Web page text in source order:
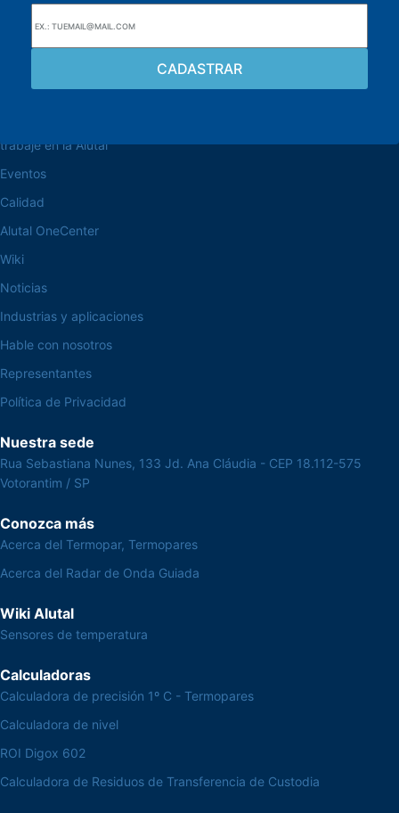
navegue por el sitio web
trabaje en la Alutal
Eventos
Calidad
Alutal OneCenter
Wiki
Noticias
Industrias y aplicaciones
Hable con nosotros
Representantes
Política de Privacidad
Nuestra sede
Rua Sebastiana Nunes, 133 Jd. Ana Cláudia - CEP 18.112-575
Votorantim / SP
Conozca más
Acerca del Termopar, Termopares
Acerca del Radar de Onda Guiada
Wiki Alutal
Sensores de temperatura
Calculadoras
Calculadora de precisión 1º C - Termopares
Calculadora de nivel
ROI Digox 602
Calculadora de Residuos de Transferencia de Custodia